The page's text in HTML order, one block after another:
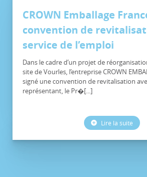
CROWN Emballage
convention de
service de l’emploi
Dans le cadre d’un projet de
site de Vourles, l’entreprise CROWN
signé une convention de revitalisation
représentant, le Pr�[...]
Lire la suite